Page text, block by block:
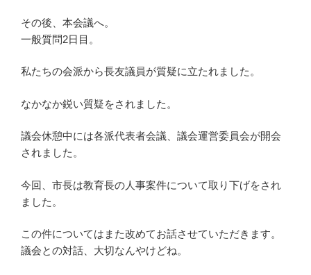
その後、本会議へ。
一般質問2日目。
私たちの会派から長友議員が質疑に立たれました。
なかなか鋭い質疑をされました。
議会休憩中には各派代表者会議、議会運営委員会が開会
されました。
今回、市長は教育長の人事案件について取り下げをされ
ました。
この件についてはまた改めてお話させていただきます。
議会との対話、大切なんやけどね。